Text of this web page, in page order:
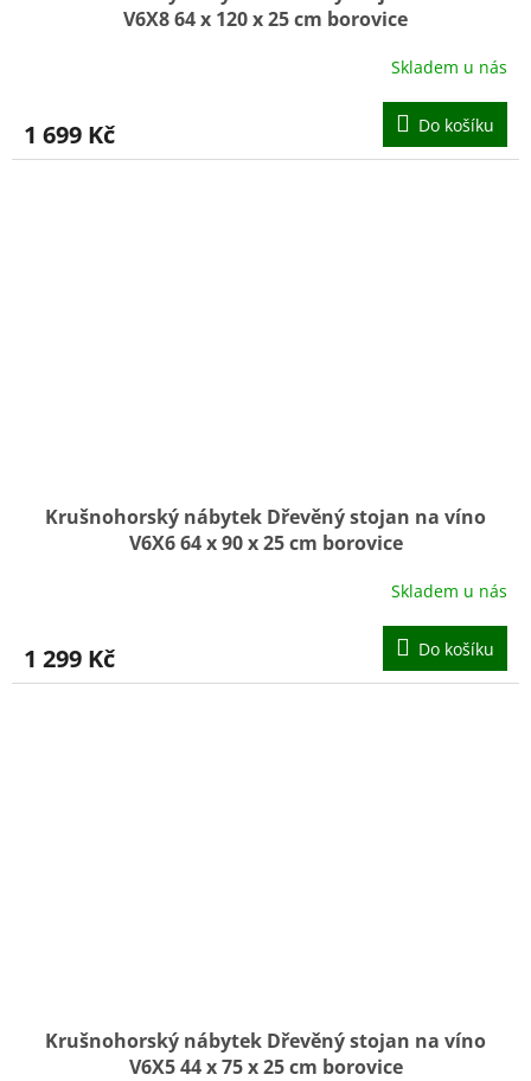
V6X8 64 x 120 x 25 cm borovice
Skladem u nás
1 699 Kč Do košíku
Krušnohorský nábytek Dřevěný stojan na víno
V6X6 64 x 90 x 25 cm borovice
Skladem u nás
1 299 Kč Do košíku
Krušnohorský nábytek Dřevěný stojan na víno
V6X5 44 x 75 x 25 cm borovice